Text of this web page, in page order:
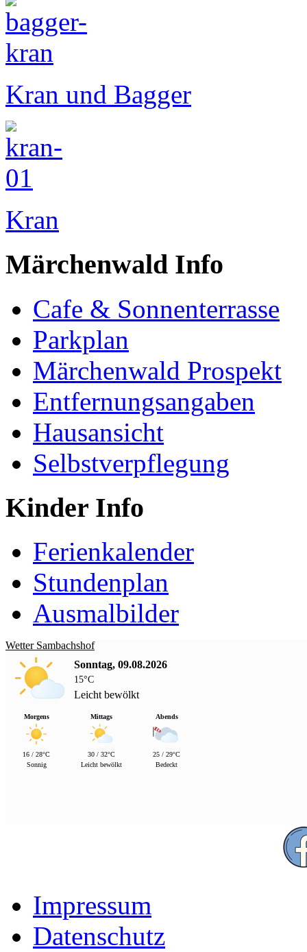
Kran und Bagger
Kran
Märchenwald Info
Cafe & Sonnenterrasse
Parkplan
Märchenwald Prospekt
Entfernungsangaben
Hausansicht
Selbstverpflegung
Kinder Info
Ferienkalender
Stundenplan
Ausmalbilder
Wetter Sambachshof
Sonntag, 09.08.2026
15°C
Leicht bewölkt
Morgens
16 / 28°C
Sonnig
Mittags
30 / 32°C
Leicht bewölkt
Abends
25 / 29°C
Bedeckt
Impressum
Datenschutz